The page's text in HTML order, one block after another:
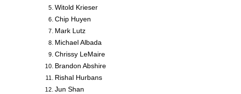
Witold Krieser
Chip Huyen
Mark Lutz
Michael Albada
Chrissy LeMaire
Brandon Abshire
Rishal Hurbans
Jun Shan